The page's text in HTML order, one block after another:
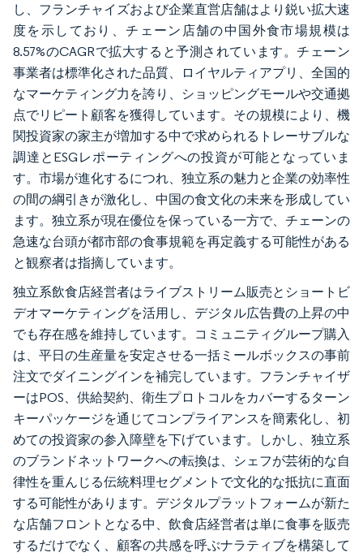
し、フランチャイズおよび企業直営店舗はより鋭い拡大速
度を示しており、チェーン店舗の中国外食市場規模は
8.57%のCAGRで拡大すると予測されています。チェーン
事業者は標準化された品質、ロイヤルティアプリ、全国的
なマーケティング力を誇り、ショッピングモールや交通拠
点でリピート顧客を獲得しています。その規模により、機
関投資家の家主が増加する中で求められるトレーサブルな
調達とESGレポーティングへの投資が可能となっていま
す。市場が進化するにつれ、独立系の魅力と企業の効率性
の間の綱引きが激化し、中国の食文化の未来を形成してい
ます。独立系が現在優位を保っている一方で、チェーンの
急速な台頭が都市部の食事規範を再定義する可能性がある
と観察者は指摘しています。
独立系飲食店経営者はライブストリーム販売とショートビ
デオマーケティングを活用し、デジタル広告費の上昇の中
でも存在感を維持しています。コミュニティグループ購入
は、平日の生産量を安定させる一括ミールボックスの事前
注文でダイニングインを補完しています。フランチャイザ
ーはPOS、供給契約、衛生プロトコルをカバーするターン
キーパッケージを通じてコンプライアンスを簡素化し、初
めての投資家の参入障壁を下げています。しかし、独立系
のブランドネットワークへの転換は、シェフが芸術的な自
律性を重んじる伝統料理セグメントで文化的な抵抗に直面
する可能性があります。デジタルプラットフォームが新た
な店舗フロントとなる中、飲食店経営者は単に食事を販売
するだけでなく、顧客の共感を呼ぶナラティブを構築して